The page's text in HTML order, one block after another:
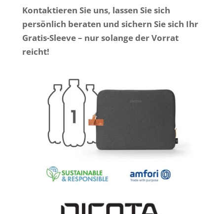
Kontaktieren Sie uns, lassen Sie sich
persönlich beraten und sichern Sie sich Ihr
Gratis-Sleeve – nur solange der Vorrat
reicht!